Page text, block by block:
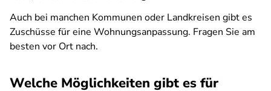
Auch bei manchen Kommunen oder Landkreisen gibt es
Zuschüsse für eine Wohnungsanpassung. Fragen Sie am
besten vor Ort nach.
Welche Möglichkeiten gibt es für